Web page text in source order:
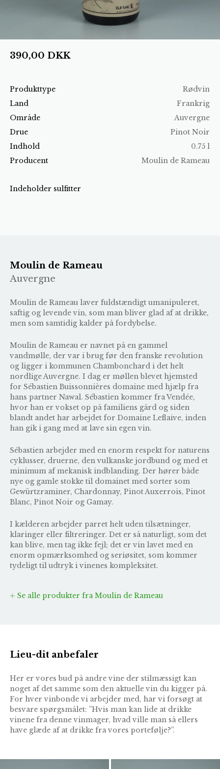
Produkttype
Rødvin
Land
Frankrig
Område
Auvergne
Drue
Pinot Noir
Indhold
0.75 l
Producent
Moulin de Rameau
Indeholder sulfitter
390,00 DKK
Moulin de Rameau
Auvergne
Moulin de Rameau laver fuldstændigt umanipuleret,
saftig og levende vin, som man bliver glad af at drikke,
men som samtidig kalder på fordybelse.
Moulin de Rameau er navnet på en gammel
vandmølle, der var i brug før den franske revolution
og ligger i kommunen Chambonchard i det helt
nordlige Auvergne. I dag er møllen blevet hjemsted
for Sébastien Buissonnières domaine med hjælp fra
hans partner Nawal. Sébastien kommer fra Vendée,
hvor han er vokset op på familiens gård og siden
blandt andet har arbejdet for Domaine Leflaive, inden
han gik i gang med at lave sin egen vin.
Sébastien arbejder med en enorm respekt for naturens
cyklusser, druerne, den vulkanske jordbund og med et
minimum af mekanisk indblanding. Der hører både
nye og gamle stokke til domainet med sorter som
Gewürtzraminer, Chardonnay, Pinot Auxerrois, Pinot
Blanc, Pinot Noir og Gamay.
I kælderen arbejder parret helt uden tilsætninger,
klaringer eller filtreringer. Det er så naturligt, som det
kan blive, men tag ikke fejl; det er vin lavet med en
enorm opmærksomhed og seriøsitet, som kommer
tydeligt til udtryk i vinenes kompleksitet.
Se alle produkter fra Moulin de Rameau
Lieu-dit anbefaler
Her er vores bud på andre vine der stilmæssigt kan
noget af det samme som den aktuelle vin du kigger på.
For hver vinbonde vi arbejder med, har vi forsøgt at
besvare spørgsmålet: ”Hvis man kan lide at drikke
vinene fra denne vinmager, hvad ville man så ellers
have glæde af at drikke fra vores portefølje?”.